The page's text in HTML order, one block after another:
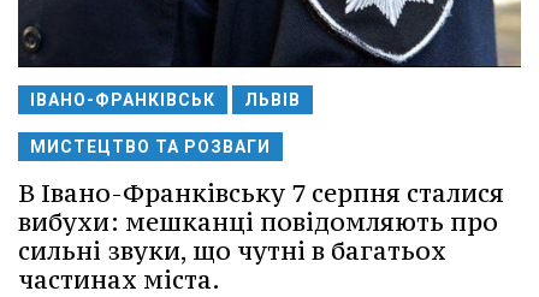
ІВАНО-ФРАНКІВСЬК ЛЬВІВ
МИСТЕЦТВО ТА РОЗВАГИ
В Івано-Франківську 7 серпня сталися
вибухи: мешканці повідомляють про
сильні звуки, що чутні в багатьох
частинах міста.